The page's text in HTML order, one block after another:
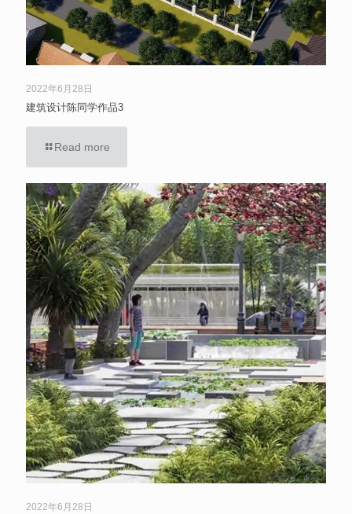
2022年6月28日
建筑设计陈同学作品3
Read more
2022年6月28日